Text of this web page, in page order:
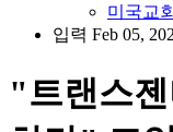
미국교회
입력 Feb 05,
"트랜스